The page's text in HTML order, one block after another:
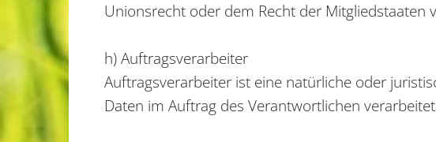
Unionsrecht oder dem Recht der Mitgliedstaaten
h) Auftragsverarbeiter
Auftragsverarbeiter ist eine natürliche oder
Daten im Auftrag des Verantwortlichen